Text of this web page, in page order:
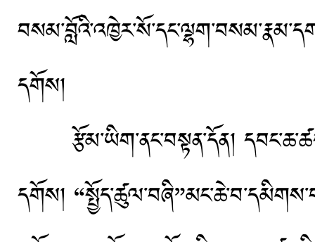
དགོས།
རྩོམ་ཡིག་ནང་བསྟན་དོན།
དགོས།